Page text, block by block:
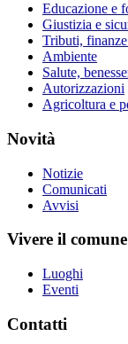
Educazione e
Giustizia e
Tributi,
Ambiente
Salute,
Autorizzazioni
Agricoltura e
Novità
Notizie
Comunicati
Avvisi
Vivere il comune
Luoghi
Eventi
Contatti